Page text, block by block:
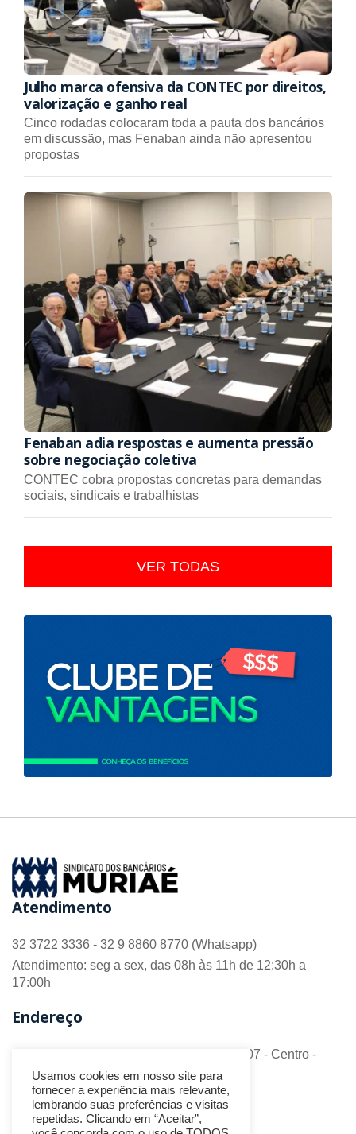
Julho marca ofensiva da CONTEC por direitos,
valorização e ganho real
Cinco rodadas colocaram toda a pauta dos bancários
em discussão, mas Fenaban ainda não apresentou
propostas
Fenaban adia respostas e aumenta pressão
sobre negociação coletiva
CONTEC cobra propostas concretas para demandas
sociais, sindicais e trabalhistas
VER TODAS
Atendimento
32 3722 3336 - 32 9 8860 8770 (Whatsapp)
Atendimento: seg a sex, das 08h às 11h de 12:30h a
17:00h
Endereço
R. Barão do Monte Alto nº 70 - Sala 306/307 - Centro -
CEP 36.880-018 - Muriaé/MG
Redes Sociais
Usamos cookies em nosso site para
fornecer a experiência mais relevante,
lembrando suas preferências e visitas
repetidas. Clicando em “Aceitar”,